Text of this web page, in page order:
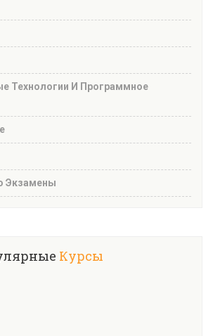
Технологии И Программное
Экзамены
Курсы